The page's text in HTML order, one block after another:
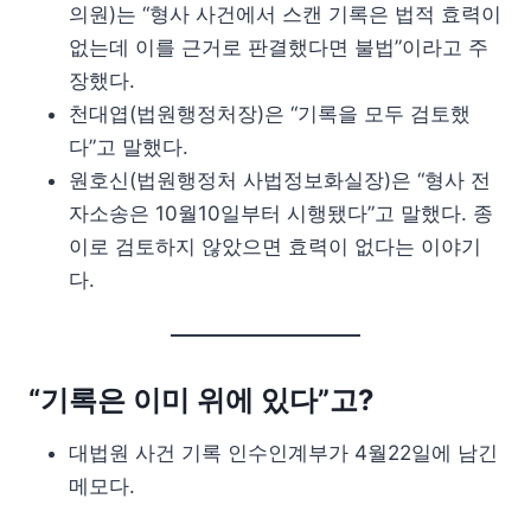
의원)는 “형사 사건에서 스캔 기록은 법적 효력이
없는데 이를 근거로 판결했다면 불법”이라고 주
장했다.
천대엽(법원행정처장)은 “기록을 모두 검토했
다”고 말했다.
원호신(법원행정처 사법정보화실장)은 “형사 전
자소송은 10월10일부터 시행됐다”고 말했다. 종
이로 검토하지 않았으면 효력이 없다는 이야기
다.
“기록은 이미 위에 있다”고?
대법원 사건 기록 인수인계부가 4월22일에 남긴
메모다.